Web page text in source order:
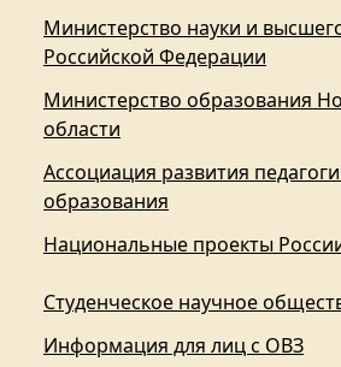
Министерство науки и
Российской Федерации
Министерство образования
области
Ассоциация развития
образования
Национальные проекты
Студенческое научное
Информация для лиц с ОВЗ